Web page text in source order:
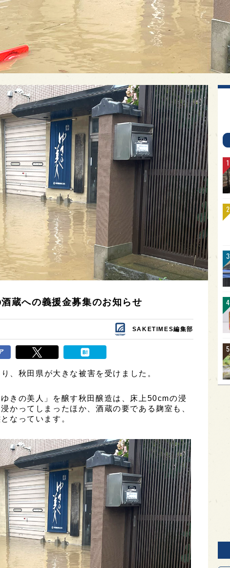
蔵への義援金募集のお知らせ
SAKETIMES編集部
、秋田県が大きな被害を受けました。
きの美人」を醸す秋田醸造は、床上50cmの浸
かってしまったほか、酒蔵の要である麹室も、
なっています。